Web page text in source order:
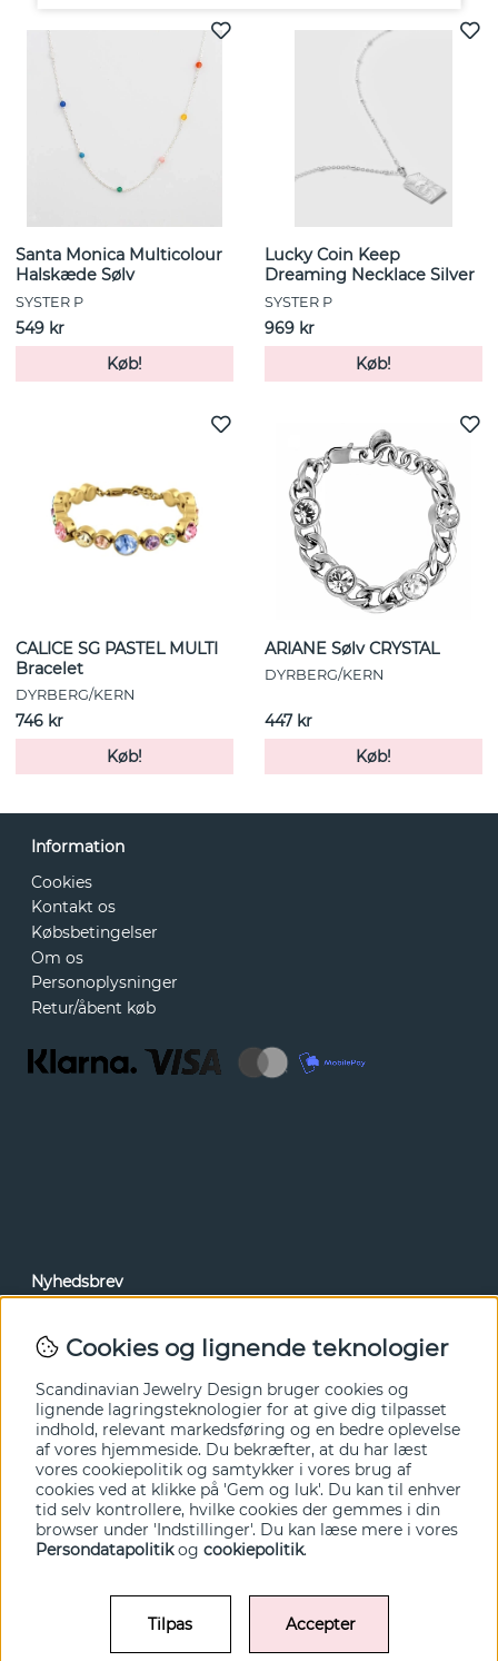
Santa Monica Multicolour
Halskæde Sølv
SYSTER P
549 kr
Køb!
Lucky Coin Keep
Dreaming Necklace Silver
SYSTER P
969 kr
Køb!
CALICE SG PASTEL MULTI
Bracelet
DYRBERG/KERN
746 kr
Køb!
ARIANE Sølv CRYSTAL
DYRBERG/KERN
447 kr
Køb!
Information
Cookies
Kontakt os
Købsbetingelser
Om os
Personoplysninger
Retur/åbent køb
Nyhedsbrev
tilbud før alle andre. Tilmeld dig herunder.
Ja tak!
© SCANDINAVIAN JEWELRY DESIGN / SJD of Sweden AB 2022
Cookies og lignende teknologier
Scandinavian Jewelry Design bruger cookies og
lignende lagringsteknologier for at give dig tilpasset
indhold, relevant markedsføring og en bedre oplevelse
af vores hjemmeside. Du bekræfter, at du har læst
vores cookiepolitik og samtykker i vores brug af
cookies ved at klikke på 'Gem og luk'. Du kan til enhver
tid selv kontrollere, hvilke cookies der gemmes i din
browser under 'Indstillinger'. Du kan læse mere i vores
Persondatapolitikog cookiepolitik.
Tilpas Accepter